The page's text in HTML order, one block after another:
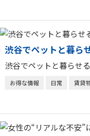
メー
トップ
賃貸物件一覧
渋谷でペットと暮ら
渋谷でペットと暮らせ
お得な情報 日常 賃貸